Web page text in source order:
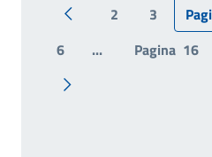
Pagina precedente
2 3
6
... Pagina 16
Pagina successiva